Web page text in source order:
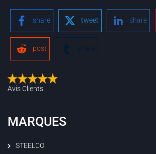
share tweet share
post share
Avis Clients
MARQUES
STEELCO